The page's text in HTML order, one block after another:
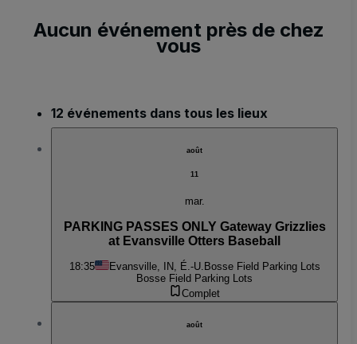
Aucun événement près de chez
vous
12 événements dans tous les lieux
août
11
mar.
PARKING PASSES ONLY Gateway Grizzlies
at Evansville Otters Baseball
18:35 Evansville, IN, É.-U. Bosse Field Parking Lots
Bosse Field Parking Lots
Complet
août